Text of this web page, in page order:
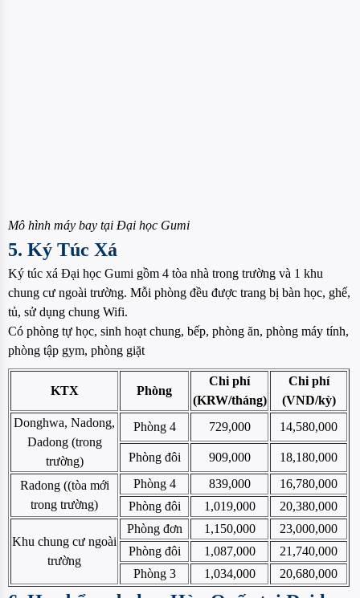
Mô hình máy bay tại Đại học Gumi
5. Ký Túc Xá
Ký túc xá Đại học Gumi gồm 4 tòa nhà trong trường và 1 khu
chung cư ngoài trường. Mỗi phòng đều được trang bị bàn học, ghế,
tủ, sử dụng chung Wifi.
Có phòng tự học, sinh hoạt chung, bếp, phòng ăn, phòng máy tính,
phòng tập gym, phòng giặt
KTX Phòng
Chi phí
(KRW/tháng)
Chi phí
(VND/kỳ)
Donghwa, Nadong,
Dadong (trong
trường)
Phòng 4 729,000 14,580,000
Phòng đôi 909,000 18,180,000
Radong ((tòa mới
trong trường)
Phòng 4 839,000
16,780,000
Phòng đôi
1,019,000 20,380,000
Khu chung cư ngoài
trường
Phòng đơn 1,150,000
23,000,000
Phòng đôi
1,087,000
21,740,000
Phòng 3
1,034,000 20,680,000